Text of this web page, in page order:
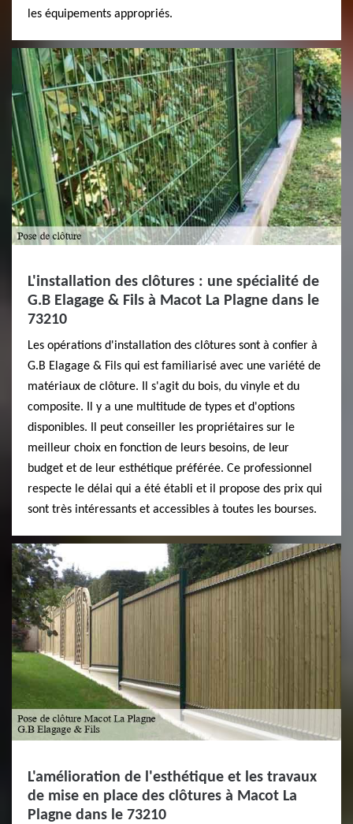
les équipements appropriés.
L'installation des clôtures : une spécialité de
G.B Elagage & Fils à Macot La Plagne dans le
73210
Les opérations d'installation des clôtures sont à confier à
G.B Elagage & Fils qui est familiarisé avec une variété de
matériaux de clôture. Il s'agit du bois, du vinyle et du
composite. Il y a une multitude de types et d'options
disponibles. Il peut conseiller les propriétaires sur le
meilleur choix en fonction de leurs besoins, de leur
budget et de leur esthétique préférée. Ce professionnel
respecte le délai qui a été établi et il propose des prix qui
sont très intéressants et accessibles à toutes les bourses.
L'amélioration de l'esthétique et les travaux
de mise en place des clôtures à Macot La
Plagne dans le 73210